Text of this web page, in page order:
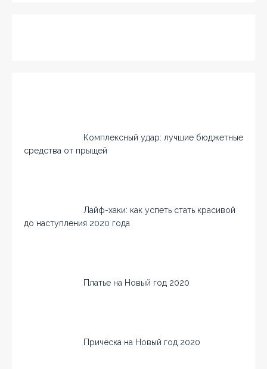
Комплексный удар: лучшие бюджетные
средства от прыщей
Лайф-хаки: как успеть стать красивой
до наступления 2020 года
Платье на Новый год 2020
Причёска на Новый год 2020